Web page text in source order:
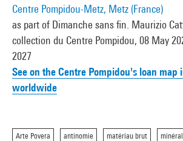
Centre Pompidou-Metz, Metz (France)
as part of Dimanche sans fin. Maurizio
collection du Centre Pompidou, 08 May
2027
See on the Centre Pompidou's loan map
worldwide
Arte Povera antinomie matériau brut minéral